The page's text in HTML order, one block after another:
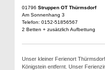
01796 Struppen OT Thürmsdorf
Am Sonnenhang 3
Telefon: 0152-51856567
2 Betten + zusätzlich Aufbettung
Unser kleiner Ferienort
Königstein entfernt. Unser